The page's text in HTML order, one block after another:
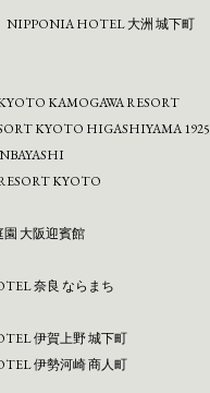
NIPPONIA HOTEL 大洲 城下町
KAMOGAWA RESORT
KYOTO HIGASHIYAMA 1925
KYOTO
⼤阪迎賓館
奈良 ならまち
伊賀上野 城下町
伊勢河崎 商人町